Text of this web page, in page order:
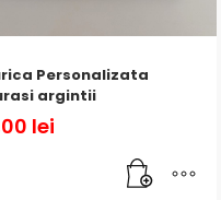
Personalizata
argintii
lei